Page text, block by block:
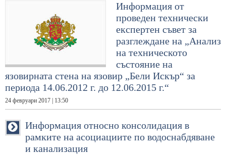
Информация от
проведен технически
експертен съвет за
разглеждане на „Анализ
на техническото
състояние на
язовирната стена на язовир „Бели Искър“ за
периода 14.06.2012 г. до 12.06.2015 г.“
24 февруари 2017 | 13:50
Информация относно консолидация в
рамките на асоциациите по водоснабдяване
и канализация